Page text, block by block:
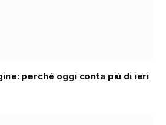
perché oggi conta più di ieri